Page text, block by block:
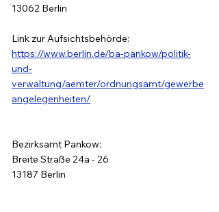
13062 Berlin
Link zur Aufsichtsbehörde:
https://www.berlin.de/ba-pankow/politik-
und-
verwaltung/aemter/ordnungsamt/gewerbe
angelegenheiten/
Bezirksamt Pankow:
Breite Straße 24a - 26
13187 Berlin